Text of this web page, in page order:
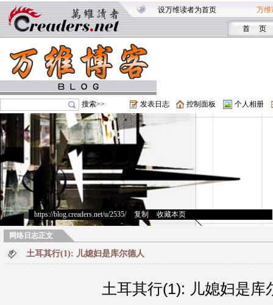
设万维读者为首页 万维
首 页
搜索>> 发表日志 控制面板 个人相册
https://blog.creaders.net/u/2535/> 复制 收藏本页
网络日志正文
土耳其行(1): 儿媳妇是库尔德人
土耳其行(1): 儿媳妇是库